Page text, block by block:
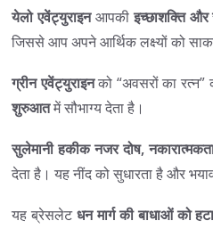
येलो एवेंट्युराइनआपकीइच्छाशक्ति
जिससे आप अपने आर्थिक लक्ष्यों को
ग्रीन एवेंट्युराइनको “अवसरों का
शुरुआतमें सौभाग्य देता है।
सुलेमानी हकीक नजर दोष,
देता है। यह नींद को सुधारता है और
यह ब्रेसलेटधन मार्ग की बाधाओं को